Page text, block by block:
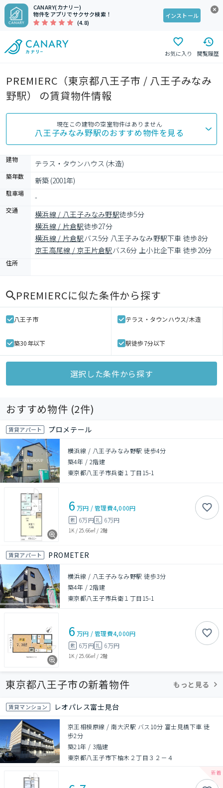
CANARY(カナリー)
物件をアプリでサクサク検索！
(4.8)
インストール
お気に入り 閲覧履歴
PREMIERC（東京都八王子市 / 八王子みなみ
野駅） の賃貸物件情報
現在この建物の空室物件はありません
八王子みなみ野駅のおすすめ物件を見る
建物 テラス・タウンハウス (木造)
築年数 新築 (2001年)
駐車場 -
交通 横浜線 / 八王子みなみ野駅徒歩5分
横浜線 / 片倉駅徒歩27分
横浜線 / 片倉駅バス5分 八王子みなみ野駅下車 徒歩8分
京王高尾線 / 京王片倉駅バス6分 上小比企下車 徒歩20分
住所
PREMIERCに似た条件から探す
八王子市 テラス・タウンハウス/木造
築30年以下 駅徒歩7分以下
選択した条件から探す
おすすめ物件 (2件)
賃貸アパート プロメテール
横浜線 / 八王子みなみ野駅 徒歩4分
築4年 / 2階建
東京都八王子市兵衛１丁目15-1
6 万円 /管理費4,000円
敷 6万円礼 6万円
1K / 25.66㎡ / 2階
賃貸アパート PROMETER
横浜線 / 八王子みなみ野駅 徒歩3分
築4年 / 2階建
東京都八王子市兵衛１丁目15-1
6 万円 /管理費4,000円
敷 6万円礼 6万円
1K / 25.66㎡ / 2階
東京都八王子市の新着物件 もっと見る
賃貸マンション レオパレス富士見台
京王相模原線 / 南大沢駅 バス10分 富士見橋下車 徒
歩2分
築21年 / 3階建
東京都八王子市下柚木２丁目３２－４